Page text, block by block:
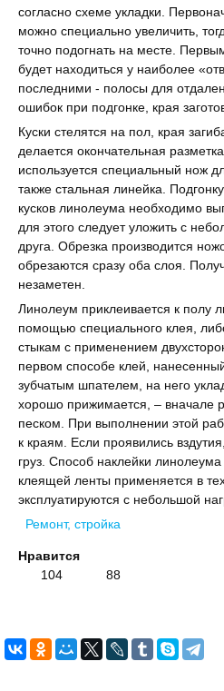
согласно схеме укладки.
можно специально увеличить,
точно подогнать на месте.
будет находиться у наиболее
последними - полосы для
ошибок при подгонке, края
Куски стелятся на пол, края
делается окончательная
используется специальный нож
также стальная линейка.
кусков линолеума необходимо
для этого следует уложить с
друга. Обрезка производится
обрезаются сразу оба слоя.
незаметен.
Линолеум приклеивается к полу
помощью специального клея,
стыкам с применением
первом способе клей,
зубчатым шпателем, на него
хорошо прижимается, – вначале
песком. При выполнении этой
к краям. Если проявились
груз. Способ наклейки
клеящей ленты применяется в
эксплуатируются с небольшой
Ремонт, стройка
Нравится
104
88